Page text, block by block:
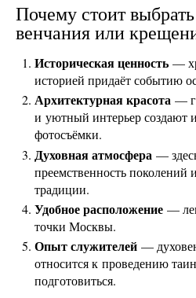
Почему стоит
венчания или
Историческая ценность —
историей придаёт событию
Архитектурная красота —
и уютный интерьер создают
фотосъёмки.
Духовная атмосфера —
преемственность поколений
традиции.
Удобное расположение —
точки Москвы.
Опыт служителей —
относится к проведению
подготовиться.